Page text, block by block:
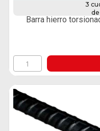
3
Barra hierro